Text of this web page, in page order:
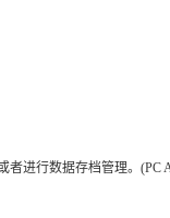
进行数据存档管理。(PC